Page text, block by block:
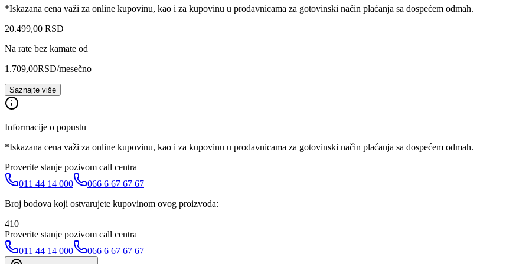
*Iskazana cena važi za online kupovinu, kao i za kupovinu u prodavnicama za gotovinski način plaćanja sa dospećem odmah.
20.499,00 RSD
Na rate bez kamate od
1.709,00RSD/mesečno
Saznajte više
Informacije o popustu
*Iskazana cena važi za online kupovinu, kao i za kupovinu u prodavnicama za gotovinski način plaćanja sa dospećem odmah.
Proverite stanje pozivom call centra
011 44 14 000
066 6 67 67 67
Broj bodova koji ostvarujete kupovinom ovog proizvoda:
410
Proverite stanje pozivom call centra
011 44 14 000
066 6 67 67 67